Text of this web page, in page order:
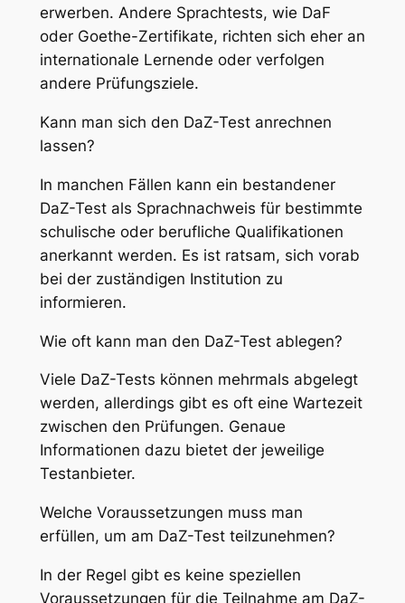
erwerben. Andere Sprachtests, wie DaF
oder Goethe-Zertifikate, richten sich eher an
internationale Lernende oder verfolgen
andere Prüfungsziele.
Kann man sich den DaZ-Test anrechnen
lassen?
In manchen Fällen kann ein bestandener
DaZ-Test als Sprachnachweis für bestimmte
schulische oder berufliche Qualifikationen
anerkannt werden. Es ist ratsam, sich vorab
bei der zuständigen Institution zu
informieren.
Wie oft kann man den DaZ-Test ablegen?
Viele DaZ-Tests können mehrmals abgelegt
werden, allerdings gibt es oft eine Wartezeit
zwischen den Prüfungen. Genaue
Informationen dazu bietet der jeweilige
Testanbieter.
Welche Voraussetzungen muss man
erfüllen, um am DaZ-Test teilzunehmen?
In der Regel gibt es keine speziellen
Voraussetzungen für die Teilnahme am DaZ-